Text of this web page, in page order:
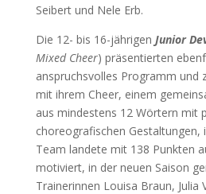
Seibert und Nele Erb.
Die 12- bis 16-jährigen Junior
Mixed Cheer) präsentierten
anspruchsvolles Programm und
mit ihrem Cheer, einem
aus mindestens 12 Wörtern mit
choreografischen Gestaltungen,
Team landete mit 138 Punkten
motiviert, in der neuen Saison
Trainerinnen Louisa Braun, Julia